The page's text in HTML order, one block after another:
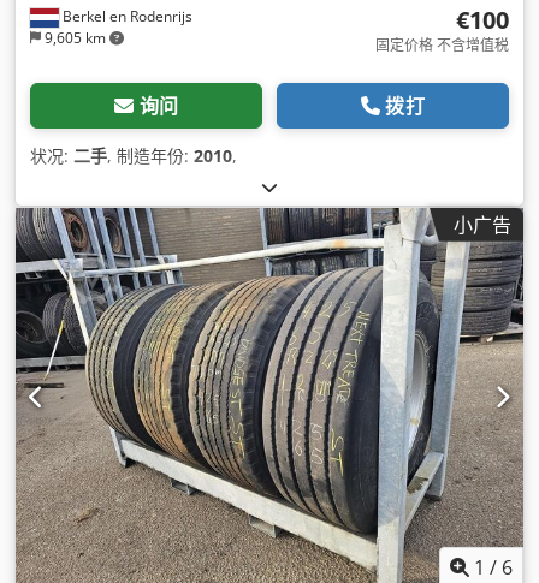
Berkel en Rodenrijs
9,605 km
€100
固定价格 不含增值税
询问 拨打
状况: 二手, 制造年份: 2010,
小广告
1 / 6